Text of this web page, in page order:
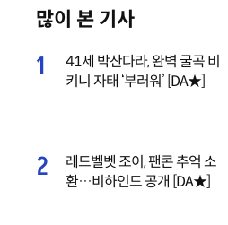
많이 본 기사
1
41세 박산다라, 완벽 굴곡 비
키니 자태 ‘부러워’ [DA★]
2
레드벨벳 조이, 팬콘 추억 소
환…비하인드 공개 [DA★]